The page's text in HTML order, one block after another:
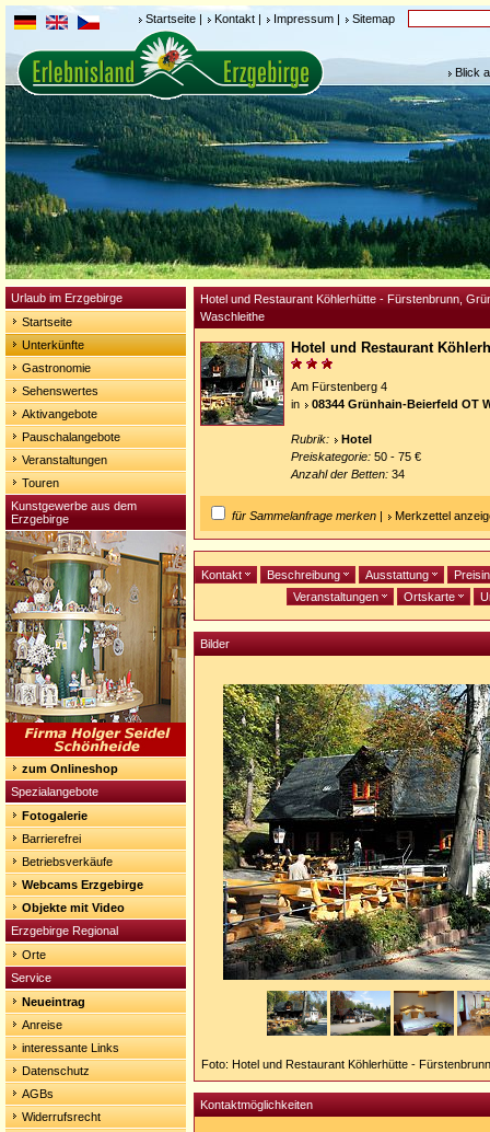
Startseite | Kontakt | Impressum | Sitemap
Blick
Urlaub im Erzgebirge
Startseite
Unterkünfte
Gastronomie
Sehenswertes
Aktivangebote
Pauschalangebote
Veranstaltungen
Touren
Kunstgewerbe aus dem
Erzgebirge
zum Onlineshop
Spezialangebote
Fotogalerie
Barrierefrei
Betriebsverkäufe
Webcams Erzgebirge
Objekte mit Video
Erzgebirge Regional
Orte
Service
Neueintrag
Anreise
interessante Links
Datenschutz
AGBs
Widerrufsrecht
Hotel und Restaurant Köhlerhütte - Fürstenbrunn,
Waschleithe
Hotel und Restaurant
Am Fürstenberg 4
in
08344 Grünhain-Beierfeld OT
Rubrik:
Hotel
Preiskategorie: 50 - 75 €
Anzahl der Betten: 34
für Sammelanfrage merken | Merkzettel
Kontakt Beschreibung Ausstattung
Veranstaltungen
Ortskarte
Bilder
Foto: Hotel und Restaurant Köhlerhütte - Fürstenbrunn
Kontaktmöglichkeiten